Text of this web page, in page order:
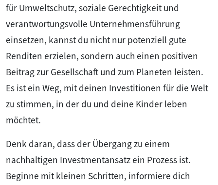
für Umweltschutz, soziale Gerechtigkeit und
verantwortungsvolle Unternehmensführung
einsetzen, kannst du nicht nur potenziell gute
Renditen erzielen, sondern auch einen positiven
Beitrag zur Gesellschaft und zum Planeten leisten.
Es ist ein Weg, mit deinen Investitionen für die Welt
zu stimmen, in der du und deine Kinder leben
möchtet.
Denk daran, dass der Übergang zu einem
nachhaltigen Investmentansatz ein Prozess ist.
Beginne mit kleinen Schritten, informiere dich